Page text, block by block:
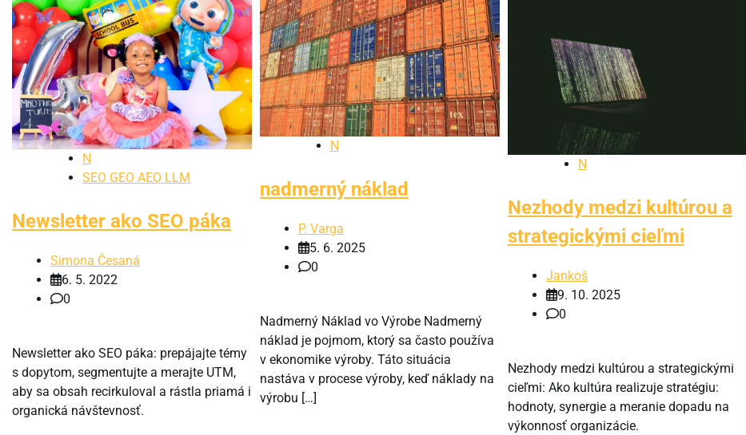
N
SEO GEO AEO LLM
Newsletter ako SEO páka
Simona Česaná
6. 5. 2022
0
Newsletter ako SEO páka: prepájajte témy
s dopytom, segmentujte a merajte UTM,
aby sa obsah recirkuloval a rástla priamá i
organická návštevnosť.
N
nadmerný náklad
P. Varga
5. 6. 2025
0
Nadmerný Náklad vo Výrobe Nadmerný
náklad je pojmom, ktorý sa často používa
v ekonomike výroby. Táto situácia
nastáva v procese výroby, keď náklady na
výrobu […]
N
Nezhody medzi kultúrou a
strategickými cieľmi
Jankoš
9. 10. 2025
0
Nezhody medzi kultúrou a strategickými
cieľmi: Ako kultúra realizuje stratégiu:
hodnoty, synergie a meranie dopadu na
výkonnosť organizácie.